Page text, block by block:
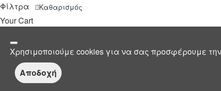
Φίλτρα
Καθαρισμός
Your Cart
Χρησιμοποιούμε cookies για να σας προσφέρουμε
Αποδοχή